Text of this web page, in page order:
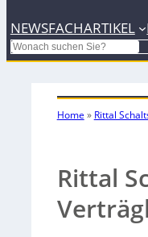
NEWSFACHARTIKEL
Search
Home » Rittal
Rittal